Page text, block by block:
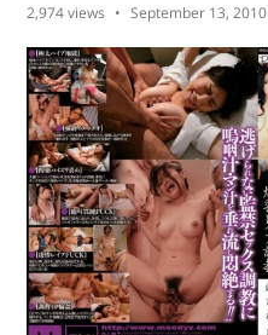
2,974views September 13, 2010